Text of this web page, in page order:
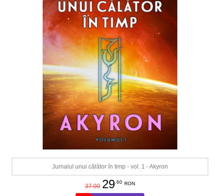
Jurnalul unui călător în timp - vol. 1 - Akyron
37.00 29.60 RON